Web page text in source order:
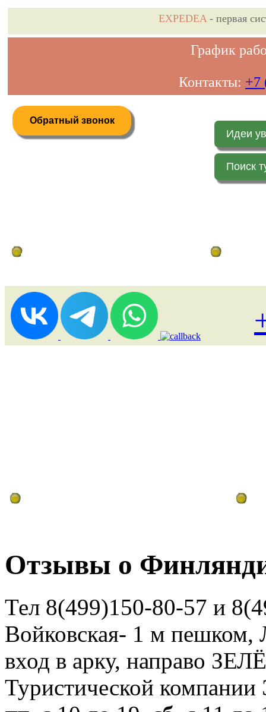
EXPEDEA- первая
График
Контакты: +7
Обратный звонок
Идеи
Поиск
Дистанционное бронирование туров
Отзывы о
Тел 8(499)150-80-57 и
Войковская- 1 м пешком,
вход в арку, направо
Туристической